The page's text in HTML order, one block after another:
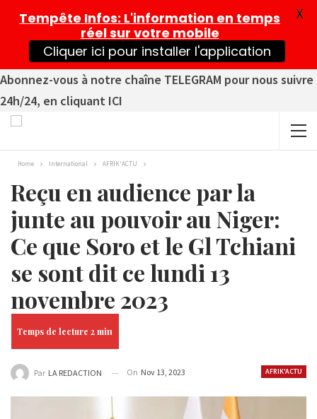
Abonnez-vous à notre chaîne TELEGRAM pour nous suivre
24h/24, en cliquant ICI
Home International AFRIK'ACTU
Reçu en audience par la
junte au pouvoir au Niger:
Ce que Soro et le Gl Tchiani
se sont dit ce lundi 13
novembre 2023
AFRIK'ACTU
Par LA REDACTION On Nov 13, 2023
Tempête Infos: L'information en temps
réel sur votre mobile
Cliquer ici pour installer l'application
X